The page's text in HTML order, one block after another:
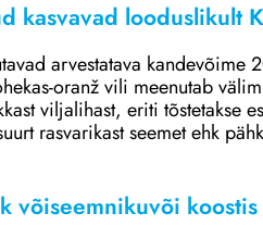
kasvavad looduslikult
arvestatava
oranž vili meenutab
viljalihast, eriti tõstetakse
rasvarikast seemet ehk
võiseemnikuvõi koostis